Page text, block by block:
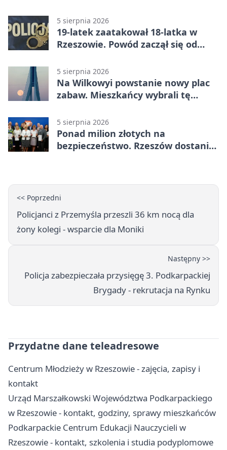
5 sierpnia 2026
19-latek zaatakował 18-latka w
Rzeszowie. Powód zaczął się od
5 sierpnia 2026
Na Wilkowyi powstanie nowy plac
zabaw. Mieszkańcy wybrali tę
5 sierpnia 2026
Ponad milion złotych na
bezpieczeństwo. Rzeszów dostanie
<< Poprzedni
Policjanci z Przemyśla przeszli 36 km nocą dla
żony kolegi - wsparcie dla Moniki
Następny >>
Policja zabezpieczała przysięgę 3. Podkarpackiej
Brygady - rekrutacja na Rynku
Przydatne dane teleadresowe
Centrum Młodzieży w Rzeszowie - zajęcia, zapisy i
kontakt
Urząd Marszałkowski Województwa Podkarpackiego
w Rzeszowie - kontakt, godziny, sprawy mieszkańców
Podkarpackie Centrum Edukacji Nauczycieli w
Rzeszowie - kontakt, szkolenia i studia podyplomowe